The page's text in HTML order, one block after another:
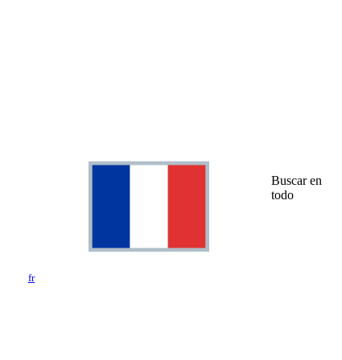
fr
Buscar en
todo